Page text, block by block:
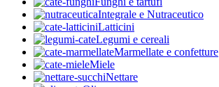
Integrale e Nutraceutico
Latticini
Legumi e cereali
Marmellate e confetture
Miele
Nettare